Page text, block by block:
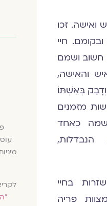
ואישה. זכו
חיי
חשוב ושמם
והאישה,
בְּאִשְׁתּוֹ
מזמנים
כאחד
הנבדלות,
בחיי
פריה